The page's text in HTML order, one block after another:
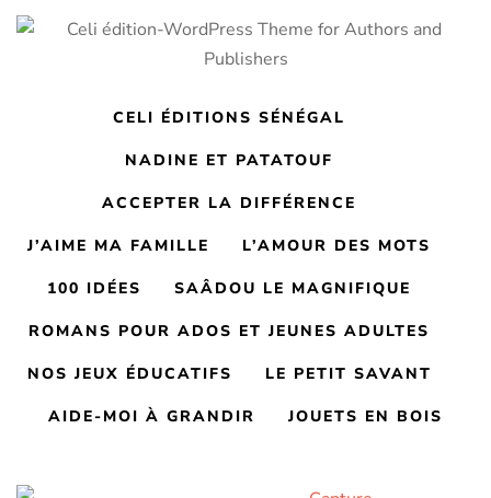
CELI ÉDITIONS SÉNÉGAL
NADINE ET PATATOUF
ACCEPTER LA DIFFÉRENCE
J’AIME MA FAMILLE L’AMOUR DES MOTS
100 IDÉES SAÂDOU LE MAGNIFIQUE
ROMANS POUR ADOS ET JEUNES ADULTES
NOS JEUX ÉDUCATIFS LE PETIT SAVANT
AIDE-MOI À GRANDIR JOUETS EN BOIS